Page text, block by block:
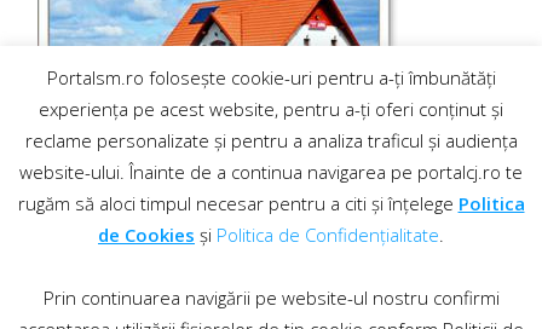
Portalsm.ro folosește cookie-uri pentru a-ți îmbunătăți
experiența pe acest website, pentru a-ți oferi conținut și
reclame personalizate și pentru a analiza traficul și audiența
website-ului. Înainte de a continua navigarea pe portalcj.ro te
rugăm să aloci timpul necesar pentru a citi și înțelege Politica
de Cookies și Politica de Confidențialitate.
Prin continuarea navigării pe website-ul nostru confirmi